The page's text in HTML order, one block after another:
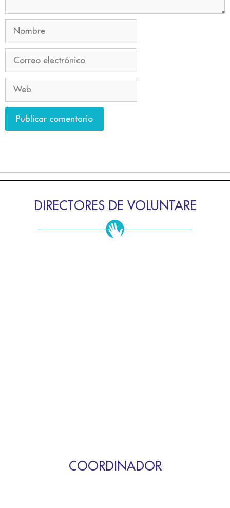
DIRECTORES DE VOLUNTARE
COORDINADOR